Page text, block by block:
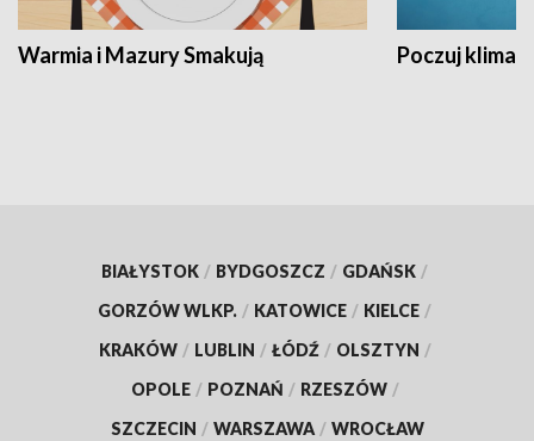
Warmia i Mazury Smakują Poczuj klimat
BIAŁYSTOK / BYDGOSZCZ / GDAŃSK /
GORZÓW WLKP. / KATOWICE / KIELCE /
KRAKÓW / LUBLIN / ŁÓDŹ / OLSZTYN /
OPOLE / POZNAŃ / RZESZÓW /
SZCZECIN / WARSZAWA / WROCŁAW